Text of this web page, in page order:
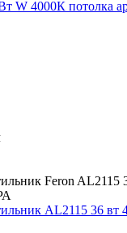
Feron AL2115
AL2115 36 вт